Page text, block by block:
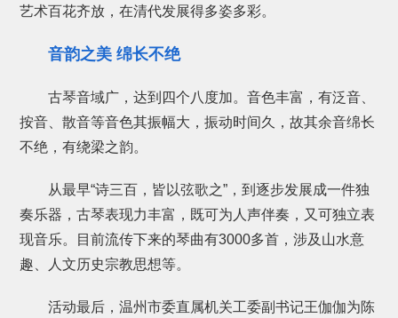
艺术百花齐放，在清代发展得多姿多彩。
音韵之美 绵长不绝
古琴音域广，达到四个八度加。音色丰富，有泛音、
按音、散音等音色其振幅大，振动时间久，故其余音绵长
不绝，有绕梁之韵。
从最早“诗三百，皆以弦歌之”，到逐步发展成一件独
奏乐器，古琴表现力丰富，既可为人声伴奏，又可独立表
现音乐。目前流传下来的琴曲有3000多首，涉及山水意
趣、人文历史宗教思想等。
活动最后，温州市委直属机关工委副书记王伽伽为陈